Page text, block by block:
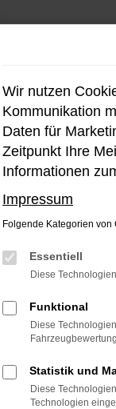
das Angebot
Ihr Interesse
Ihrer
wir
Wir nutzen
Kommunikation
Daten für
Zeitpunkt Ihre
Informationen
Impressum
Folgende Kategorien
Essentiell
Diese
Funktional
Diese
Statistik und
Diese
Technologien